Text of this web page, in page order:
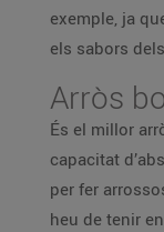
exemple, ja
els sabors
Arròs
És el millor
capacitat
per fer
heu de tenir